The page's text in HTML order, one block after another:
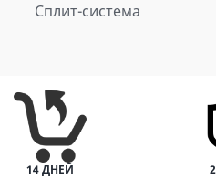
Сплит-система
14 ДНЕЙ